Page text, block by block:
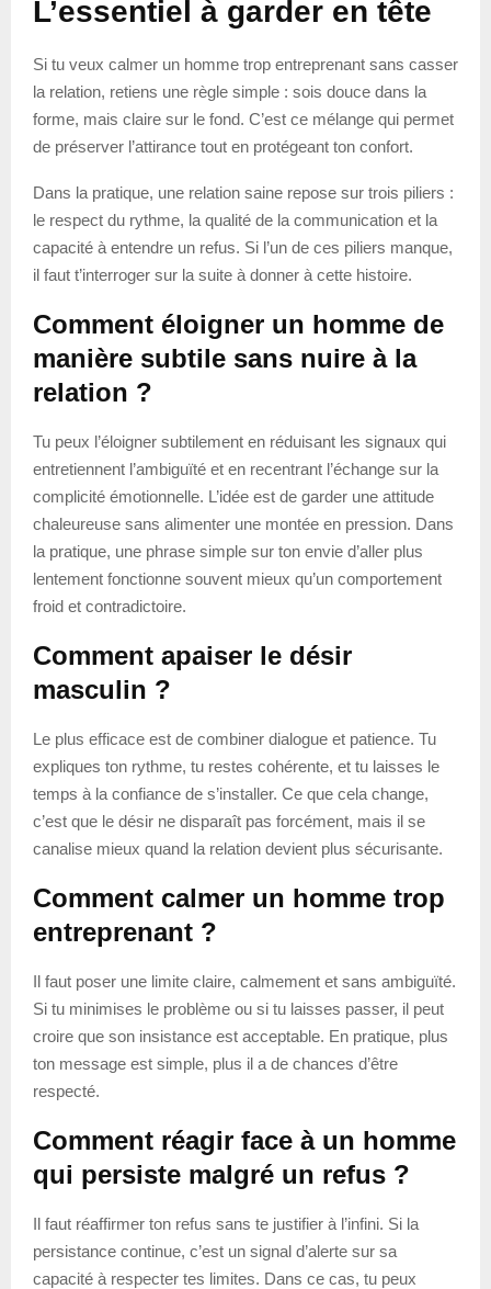
L’essentiel à garder en tête
Si tu veux calmer un homme trop entreprenant sans casser
la relation, retiens une règle simple : sois douce dans la
forme, mais claire sur le fond. C’est ce mélange qui permet
de préserver l’attirance tout en protégeant ton confort.
Dans la pratique, une relation saine repose sur trois piliers :
le respect du rythme, la qualité de la communication et la
capacité à entendre un refus. Si l’un de ces piliers manque,
il faut t’interroger sur la suite à donner à cette histoire.
Comment éloigner un homme de
manière subtile sans nuire à la
relation ?
Tu peux l’éloigner subtilement en réduisant les signaux qui
entretiennent l’ambiguïté et en recentrant l’échange sur la
complicité émotionnelle. L’idée est de garder une attitude
chaleureuse sans alimenter une montée en pression. Dans
la pratique, une phrase simple sur ton envie d’aller plus
lentement fonctionne souvent mieux qu’un comportement
froid et contradictoire.
Comment apaiser le désir
masculin ?
Le plus efficace est de combiner dialogue et patience. Tu
expliques ton rythme, tu restes cohérente, et tu laisses le
temps à la confiance de s’installer. Ce que cela change,
c’est que le désir ne disparaît pas forcément, mais il se
canalise mieux quand la relation devient plus sécurisante.
Comment calmer un homme trop
entreprenant ?
Il faut poser une limite claire, calmement et sans ambiguïté.
Si tu minimises le problème ou si tu laisses passer, il peut
croire que son insistance est acceptable. En pratique, plus
ton message est simple, plus il a de chances d’être
respecté.
Comment réagir face à un homme
qui persiste malgré un refus ?
Il faut réaffirmer ton refus sans te justifier à l’infini. Si la
persistance continue, c’est un signal d’alerte sur sa
capacité à respecter tes limites. Dans ce cas, tu peux